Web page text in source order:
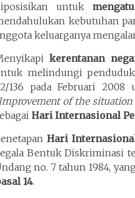
untuk
kebutuhan
keluarganya
kerentanan
melindungi
136 pada Februari 2008
of the situation
Hari Internasional
Hari
Bentuk Diskriminasi
no. 7 tahun 1984,
14.